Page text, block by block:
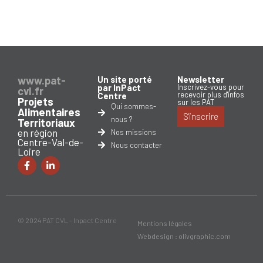
www.pat-
cvl.fr
Projets
Alimentaires
Territoriaux
en région
Centre-Val-de-
Loire
Un site porté
par InPact
Centre
Qui sommes-
nous ?
Nos missions
Nous contacter
Newsletter
Inscrivez-vous pour
recevoir plus d'infos
sur les PAT
S'inscrire
© 2024 PAT CVL - Inpact Centre
Mentions légales
Webdesign : olivgraphic.com